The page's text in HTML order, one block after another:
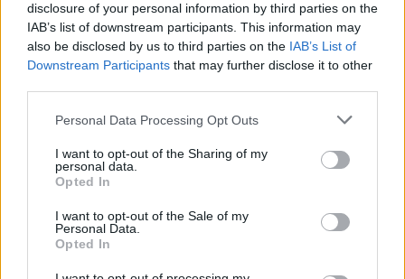
disclosure of your personal information by third parties on the
IAB’s list of downstream participants. This information may
also be disclosed by us to third parties on the IAB’s List of
Downstream Participants that may further disclose it to other
Personal Data Processing Opt Outs
I want to opt-out of the Sharing of my
personal data.
Opted In
I want to opt-out of the Sale of my
Personal Data.
Opted In
Trump ricomincia, Meloni lo
sistema. Calma e occhio al
trappolone